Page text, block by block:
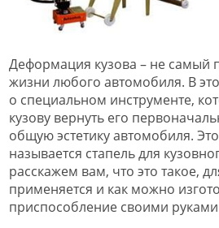
Деформация кузова – не самый
жизни любого автомобиля. В
о специальном инструменте,
кузову вернуть его
общую эстетику автомобиля.
называется стапель для
расскажем вам, что это такое,
применяется и как можно
приспособление своими